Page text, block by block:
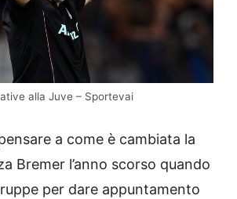
alla Juve – Sportevai
a come è cambiata la
Bremer l’anno scorso quando
per dare appuntamento